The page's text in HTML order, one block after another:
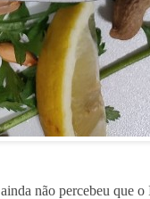
não percebeu que